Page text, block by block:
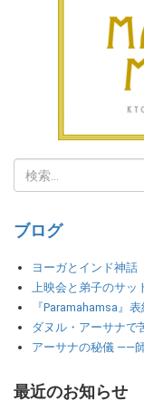
ブログ
ヨーガとインド神話
上映会と弟子のサッ
『Paramahamsa』
ダヌル・アーサナで
アーサナの秘儀 ――
最近のお知らせ